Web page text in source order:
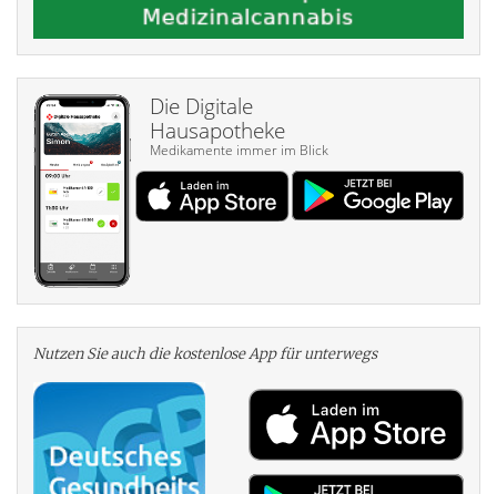
Die Digitale
Hausapotheke
Medikamente immer im Blick
Nutzen Sie auch die kosten­lose App für unterwegs